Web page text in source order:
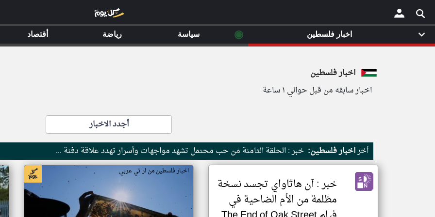
×
اخبار فلسطين
اخبار سابقه من قبل حوالي ١ ساعة
أجدد الاخبار
أخراخبار فلسطين: خبر : الحلقة الثامنة من حب محتمل تشهد مواجهات وأسرار تهدد علاقة دفنة ...
خبر : آن هاثاواي تجسد نسخة
مظلمة من الأم الضاحية في
اخبار فلسطين من ار تي عربي
اخبار فلسطين ◉ سياسة رياضة أقتصاد